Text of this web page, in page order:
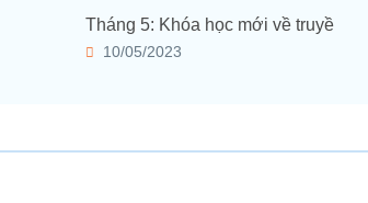
Tháng 5: Khóa học mới về truyề
10/05/2023